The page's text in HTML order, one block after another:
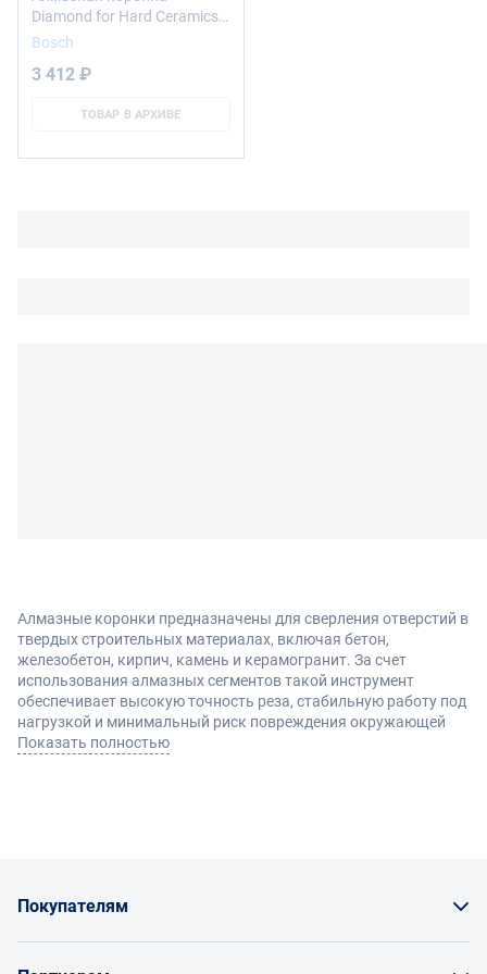
Diamond for Hard Ceramics
44 mm, 1 3/4"
Bosch
3 412 ₽
ТОВАР В АРХИВЕ
Алмазные коронки предназначены для сверления отверстий в
твердых строительных материалах, включая бетон,
железобетон, кирпич, камень и керамогранит. За счет
использования алмазных сегментов такой инструмент
обеспечивает высокую точность реза, стабильную работу под
нагрузкой и минимальный риск повреждения окружающей
поверхности. Коронки широко применяются при
Алмазные коронки различаются по конструкции, диаметру и
конкретные задачи:
Показать полностью
Покупателям